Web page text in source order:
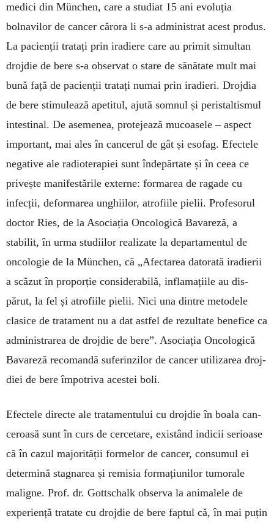
medici din München, care a stu­­diat 15 ani evoluția
bolnavilor de cancer că­rora li s-a admi­nistrat acest produs.
La pa­cienții tra­tați prin iradiere care au primit si­multan
drojdie de bere s-a observat o stare de sănă­tate mult mai
bună față de pacienții tra­tați numai prin iradieri. Drojdia
de bere stimulează ape­titul, ajută somnul și peri­stal­tismul
intestinal. De ase­menea, pro­te­jează mu­coa­sele – aspect
important, mai ales în cancerul de gât și eso­fag. Efectele
nega­tive ale radioterapiei sunt înde­păr­tate și în ceea ce
privește ma­nifestările externe: for­marea de ragade cu
infecții, de­for­marea unghiilor, atrofiile pielii. Pro­fe­sorul
doctor Ries, de la Asocia­ția Oncologică Ba­va­re­ză, a
stabilit, în ur­ma stu­diilor realizate la depar­ta­mentul de
onco­logie de la Mün­chen, că „Afectarea da­to­ra­tă ira­dierii
a scă­zut în pro­por­ție considerabilă, infla­ma­țiile au dis­
părut, la fel și atro­fiile pielii. Nici una dintre me­to­dele
clasice de tratament nu a dat astfel de rezul­tate benefice ca
administrarea de drojdie de bere”. Aso­cia­ția Oncologică
Bavareză reco­man­dă suferinzilor de cancer utilizarea droj­
diei de bere împotriva acestei boli.
Efectele directe ale tratamentului cu drojdie în boala can­­
ceroasă sunt în curs de cercetare, exis­tând indicii se­ri­oa­se
că în cazul majorității for­melor de cancer, con­­su­mul ei
deter­mină stagnarea și re­misia formațiunilor tumorale
maligne. Prof. dr. Gott­schalk ob­ser­va la animalele de
experiență tra­tate cu droj­die de bere faptul că, în mai puțin